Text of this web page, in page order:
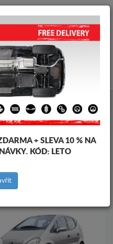
Značky
produkty
+ SLEVA 10 % NA
KÓD: LETO